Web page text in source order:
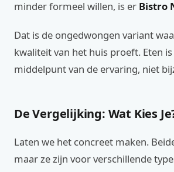
minder formeel willen, is er Bistro
Dat is de ongedwongen variant
kwaliteit van het huis proeft. Eten
middelpunt van de ervaring, niet
De Vergelijking: Wat Kies
Laten we het concreet maken.
maar ze zijn voor verschillende